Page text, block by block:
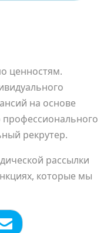
ценностям.
на основе
рекрутер.
рассылки
которые мы